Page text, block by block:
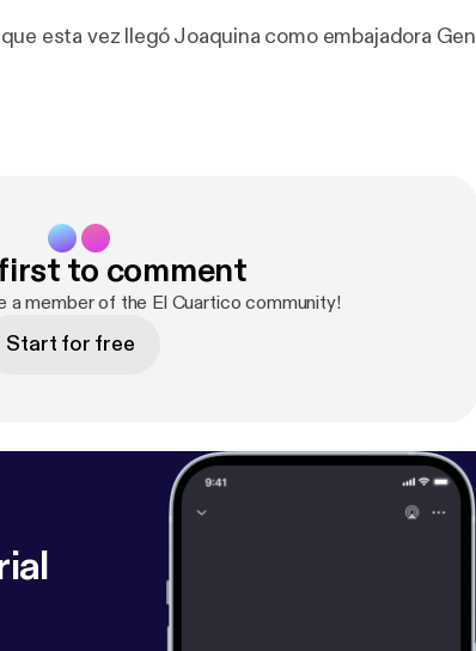
esta vez llegó Joaquina como embajadora Gen
to comment
a member of the El Cuartico community!
Start for free